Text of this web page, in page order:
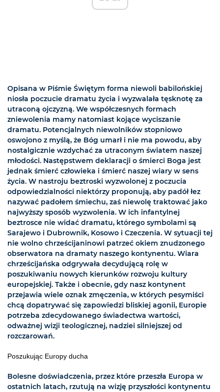
Opisana w Piśmie Świętym forma niewoli babilońskiej
niosła poczucie dramatu życia i wyzwalała tęsknotę za
utraconą ojczyzną. We współczesnych formach
zniewolenia mamy natomiast kojące wyciszanie
dramatu. Potencjalnych niewolników stopniowo
oswojono z myślą, że Bóg umarł i nie ma powodu, aby
nostalgicznie wzdychać za utraconym światem naszej
młodości. Następstwem deklaracji o śmierci Boga jest
jednak śmierć człowieka i śmierć naszej wiary w sens
życia. W nastroju beztroski wyzwolonej z poczucia
odpowiedzialności niektórzy proponują, aby padół łez
nazywać padołem śmiechu, zaś niewolę traktować jako
najwyższy sposób wyzwolenia. W ich infantylnej
beztrosce nie widać dramatu, którego symbolami są
Sarajewo i Dubrownik, Kosowo i Czeczenia. W sytuacji tej
nie wolno chrześcijaninowi patrzeć okiem znudzonego
obserwatora na dramaty naszego kontynentu. Wiara
chrześcijańska odgrywała decydującą rolę w
poszukiwaniu nowych kierunków rozwoju kultury
europejskiej. Także i obecnie, gdy nasz kontynent
przejawia wiele oznak zmęczenia, w których pesymiści
chcą dopatrywać się zapowiedzi bliskiej agonii, Europie
potrzeba zdecydowanego świadectwa wartości,
odważnej wizji teologicznej, nadziei silniejszej od
rozczarowań.
Poszukując Europy ducha
Bolesne doświadczenia, przez które przeszła Europa w
ostatnich latach, rzutują na wizję przyszłości kontynentu